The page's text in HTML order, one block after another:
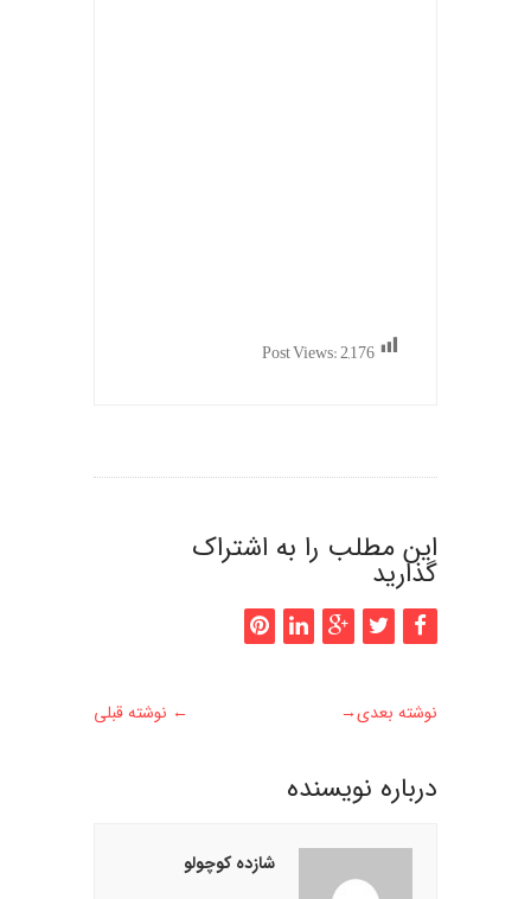
Post Views:2,176
این مطلب را به اشتراک
گذارید
← نوشته قبلی نوشته بعدی→
درباره نويسنده
شازده کوچولو